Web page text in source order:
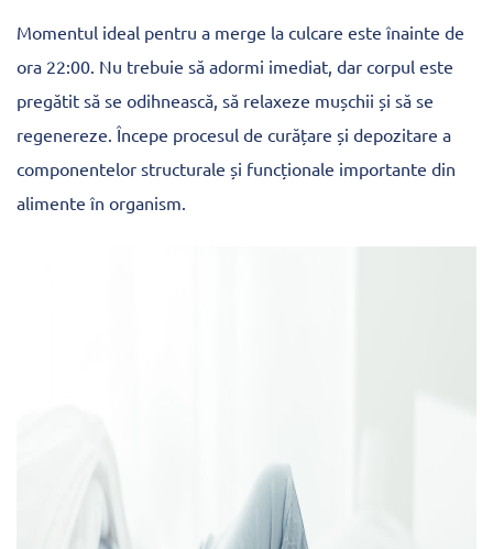
Momentul ideal pentru a merge la culcare este înainte de
ora 22:00. Nu trebuie să adormi imediat, dar corpul este
pregătit să se odihnească, să relaxeze mușchii și să se
regenereze. Începe procesul de curățare și depozitare a
componentelor structurale și funcționale importante din
alimente în organism.